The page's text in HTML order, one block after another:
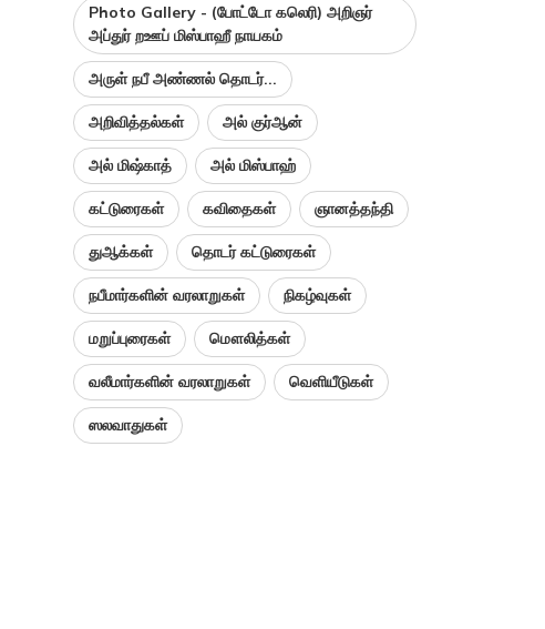
Photo Gallery - (போட்டோ கலெரி) அறிஞர்
அப்துர் றஊப் மிஸ்பாஹீ நாயகம்
அருள் நபீ அண்ணல் தொடர்...
அறிவித்தல்கள் அல் குர்ஆன்
அல் மிஷ்காத் அல் மிஸ்பாஹ்
கட்டுரைகள் கவிதைகள் ஞானத்தந்தி
துஆக்கள் தொடர் கட்டுரைகள்
நபீமார்களின் வரலாறுகள் நிகழ்வுகள்
மறுப்புரைகள் மௌலித்கள்
வலீமார்களின் வரலாறுகள் வெளியீடுகள்
ஸலவாதுகள்